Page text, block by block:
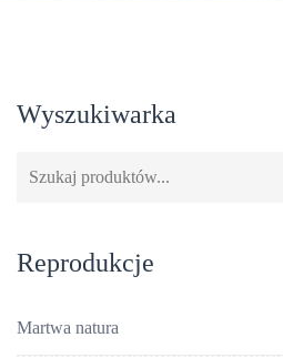
Wyszukiwarka
Reprodukcje
Martwa natura